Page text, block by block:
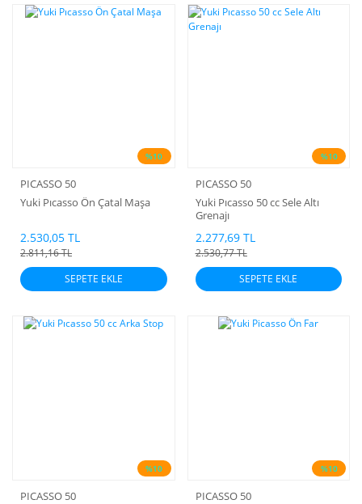
%10
PICASSO 50
Yuki Pıcasso Ön Çatal Maşa
2.530,05 TL
2.811,16 TL
SEPETE EKLE
%10
PICASSO 50
Yuki Pıcasso 50 cc Sele Altı
Grenajı
2.277,69 TL
2.530,77 TL
SEPETE EKLE
%10
PICASSO 50
%10
PICASSO 50